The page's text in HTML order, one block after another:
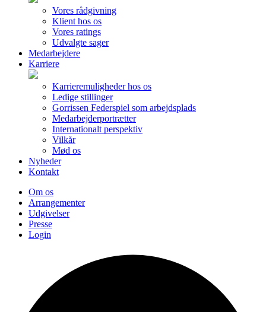
Vores rådgivning
Klient hos os
Vores ratings
Udvalgte sager
Medarbejdere
Karriere
Karrieremuligheder hos os
Ledige stillinger
Gorrissen Federspiel som arbejdsplads
Medarbejderportrætter
Internationalt perspektiv
Vilkår
Mød os
Nyheder
Kontakt
Om os
Arrangementer
Udgivelser
Presse
Login